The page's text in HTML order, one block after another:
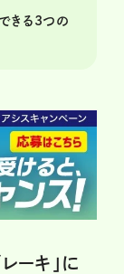
きる3つの
ーキ」に